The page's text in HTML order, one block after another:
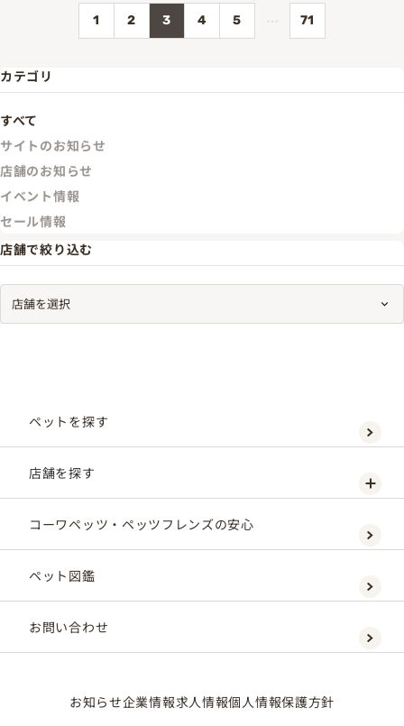
1 2 3 4 5 … 71
カテゴリ
すべて
サイトのお知らせ
店舗のお知らせ
イベント情報
セール情報
店舗で絞り込む
ペットを探す
店舗を探す
コーワペッツ・ペッツフレンズの安心
ペット図鑑
お問い合わせ
お知らせ企業情報求人情報個人情報保護方針